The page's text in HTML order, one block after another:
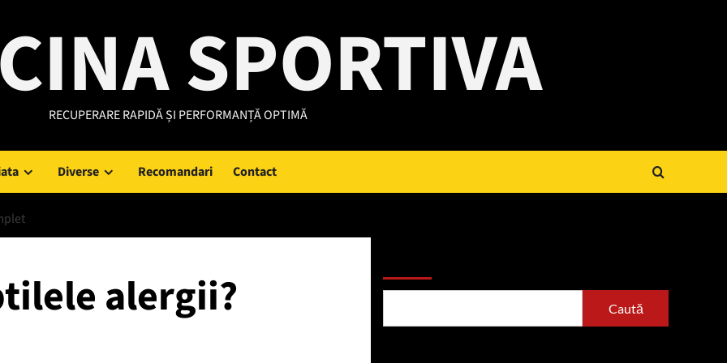
SPORTIVA
RECUPERARE RAPIDĂ ȘI PERFORMANȚĂ OPTIMĂ
Diverse Recomandari Contact
alergii? Caută